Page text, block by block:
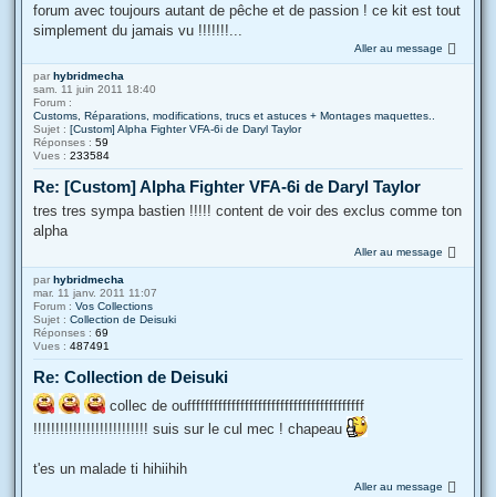
forum avec toujours autant de pêche et de passion ! ce kit est tout
simplement du jamais vu !!!!!!!...
Aller au message
par hybridmecha
sam. 11 juin 2011 18:40
Forum :
Customs, Réparations, modifications, trucs et astuces + Montages maquettes..
Sujet : [Custom] Alpha Fighter VFA-6i de Daryl Taylor
Réponses : 59
Vues : 233584
Re: [Custom] Alpha Fighter VFA-6i de Daryl Taylor
tres tres sympa bastien !!!!! content de voir des exclus comme ton
alpha
Aller au message
par hybridmecha
mar. 11 janv. 2011 11:07
Forum : Vos Collections
Sujet : Collection de Deisuki
Réponses : 69
Vues : 487491
Re: Collection de Deisuki
collec de ouffffffffffffffffffffffffffffffffffffffff
!!!!!!!!!!!!!!!!!!!!!!!!!! suis sur le cul mec ! chapeau
t'es un malade ti hihiihih
Aller au message